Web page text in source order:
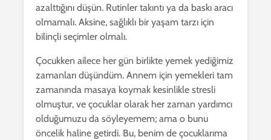
azalttığını düşün. Rutinler takıntı ya da baskı aracı
olmamalı. Aksine, sağlıklı bir yaşam tarzı için
bilinçli seçimler olmalı.
Çocukken ailece her gün birlikte yemek yediğimiz
zamanları düşündüm. Annem için yemekleri tam
zamanında masaya koymak kesinlikle stresli
olmuştur, ve çocuklar olarak her zaman yardımcı
olduğumuzu da söyleyemem; ama o bunu
öncelik haline getirdi. Bu, benim de çocuklarıma